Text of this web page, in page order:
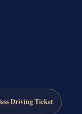
Driving Ticket